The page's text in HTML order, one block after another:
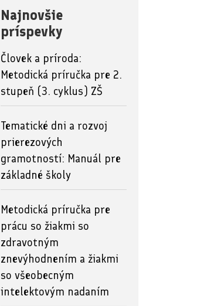
Najnovšie
príspevky
Človek a príroda:
Metodická príručka pre 2.
stupeň (3. cyklus) ZŠ
Tematické dni a rozvoj
prierezových
gramotností: Manuál pre
základné školy
Metodická príručka pre
prácu so žiakmi so
zdravotným
znevýhodnením a žiakmi
so všeobecným
intelektovým nadaním